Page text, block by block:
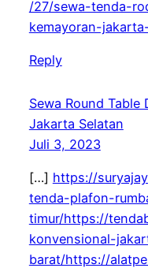
/27/sewa-tenda-
kemayoran-
Reply
Sewa Round Table
Jakarta Selatan
Juli 3, 2023
[…] https://
tenda-plafon-
timur/https://
konvensional-
barat/https://